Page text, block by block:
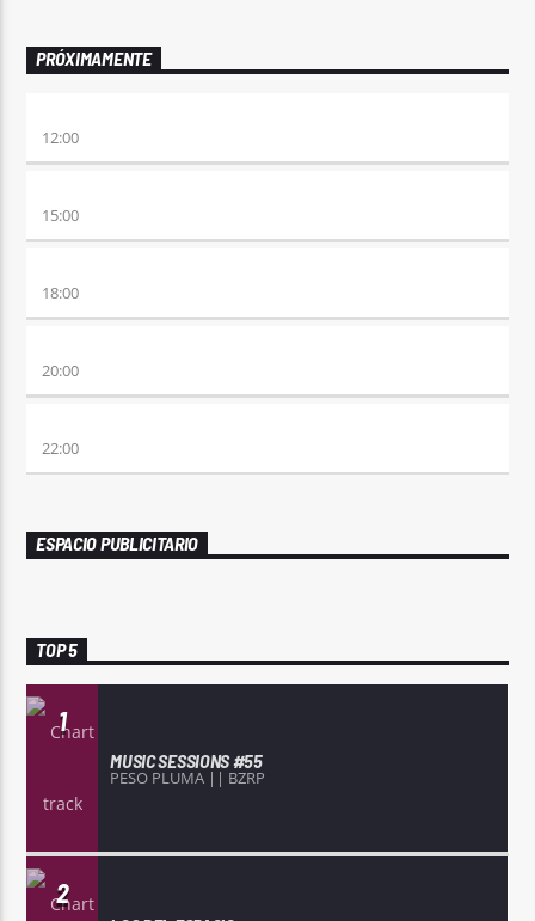
PRÓXIMAMENTE
12:00
15:00
18:00
20:00
22:00
ESPACIO PUBLICITARIO
TOP 5
1
MUSIC SESSIONS #55
PESO PLUMA || BZRP
2